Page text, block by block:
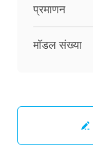
प्रमाणन
मॉडल संख्या